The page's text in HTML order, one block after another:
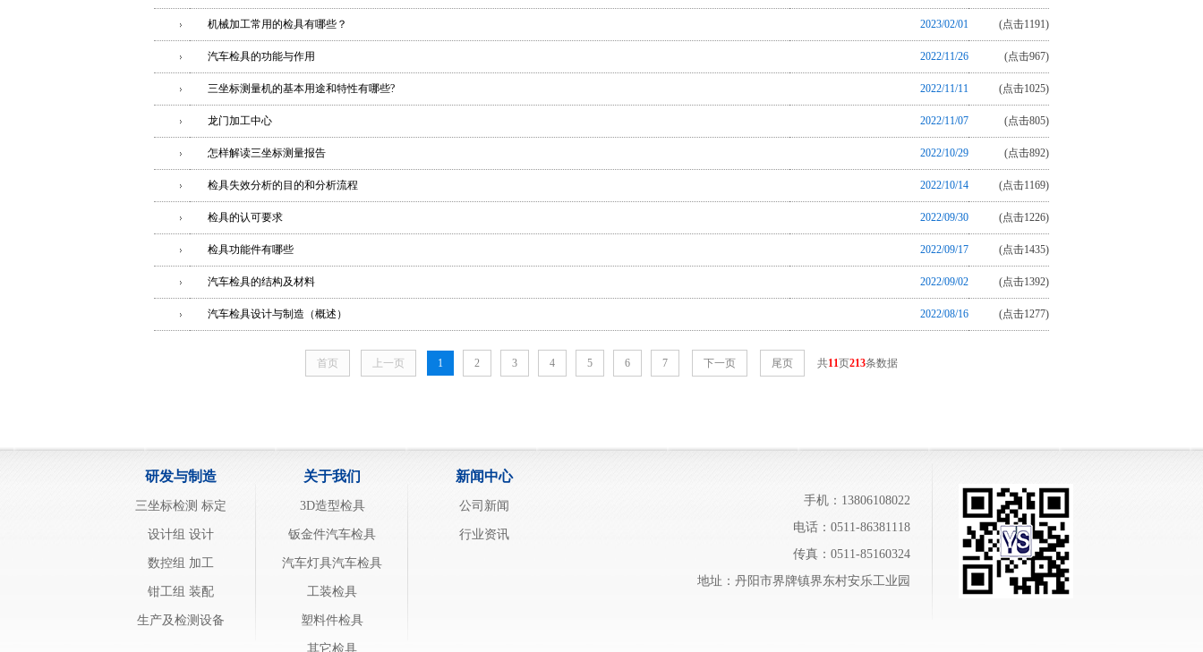
机械加工常用的检具有哪些？ 2023/02/01 (点击1191)
汽车检具的功能与作用 2022/11/26 (点击967)
三坐标测量机的基本用途和特性有哪些? 2022/11/11 (点击1025)
龙门加工中心 2022/11/07 (点击805)
怎样解读三坐标测量报告 2022/10/29 (点击892)
检具失效分析的目的和分析流程 2022/10/14 (点击1169)
检具的认可要求 2022/09/30 (点击1226)
检具功能件有哪些 2022/09/17 (点击1435)
汽车检具的结构及材料 2022/09/02 (点击1392)
汽车检具设计与制造（概述） 2022/08/16 (点击1277)
首页 上一页 1 2 3 4 5 6 7 下一页 尾页 共11页213条数据
研发与制造 关于我们 新闻中心
三坐标检测 标定 3D造型检具 公司新闻
设计组 设计 钣金件汽车检具 行业资讯
数控组 加工 汽车灯具汽车检具
钳工组 装配 工装检具
生产及检测设备 塑料件检具
其它检具
手机：13806108022
电话：0511-86381118
传真：0511-85160324
地址：丹阳市界牌镇界东村安乐工业园